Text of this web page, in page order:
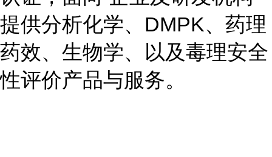
提供分析化学、DMPK、药理
药效、生物学、以及毒理安全
性评价产品与服务。